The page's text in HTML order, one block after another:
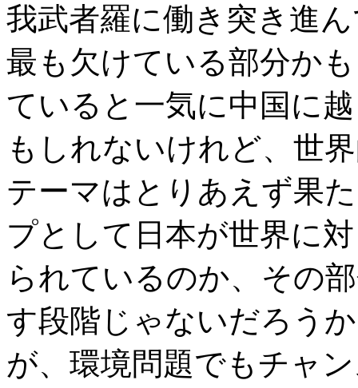
我武者羅に働き突き進
最も欠けている部分か
ていると一気に中国に
もしれないけれど、世
テーマはとりあえず果
プとして日本が世界に
られているのか、その
す段階じゃないだろう
が、環境問題でもチャ